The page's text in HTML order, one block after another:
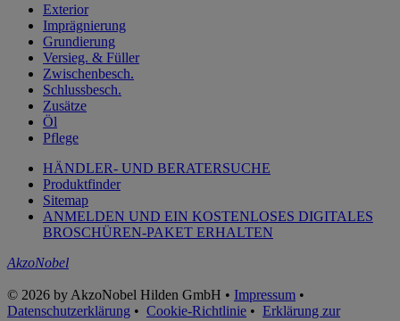
Exterior
Imprägnierung
Grundierung
Versieg. & Füller
Zwischenbesch.
Schlussbesch.
Zusätze
Öl
Pflege
HÄNDLER- UND BERATERSUCHE
Produktfinder
Sitemap
ANMELDEN UND EIN KOSTENLOSES DIGITALES
BROSCHÜREN-PAKET ERHALTEN
AkzoNobel
© 2026 by AkzoNobel Hilden GmbH • Impressum •
Datenschutzerklärung • Cookie-Richtlinie • Erklärung zur